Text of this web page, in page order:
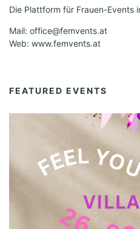
Die Plattform für Frauen-Events
Mail: office@femvents.at
Web: www.femvents.at
FEATURED EVENTS